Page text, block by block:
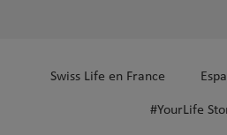
Swiss Life en France
#YourLife